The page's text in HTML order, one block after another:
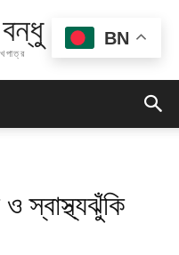
স্বাস্থ্যঝুঁকি
BN